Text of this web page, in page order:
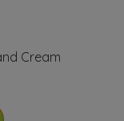
Cream